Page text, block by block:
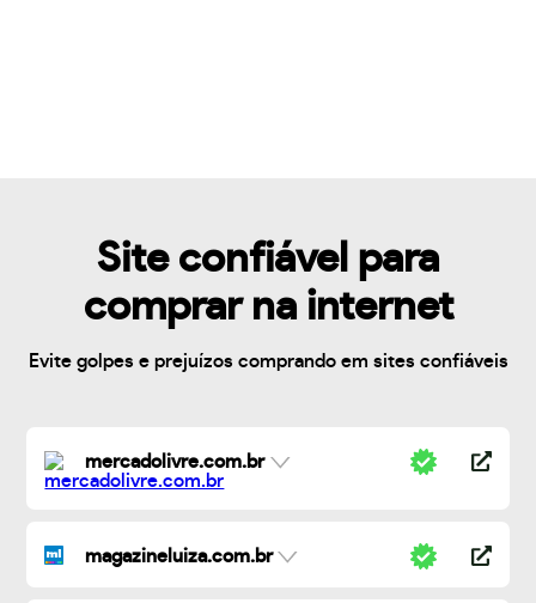
Site confiável para
comprar na internet
Evite golpes e prejuízos comprando em sites confiáveis
mercadolivre.com.br
magazineluiza.com.br